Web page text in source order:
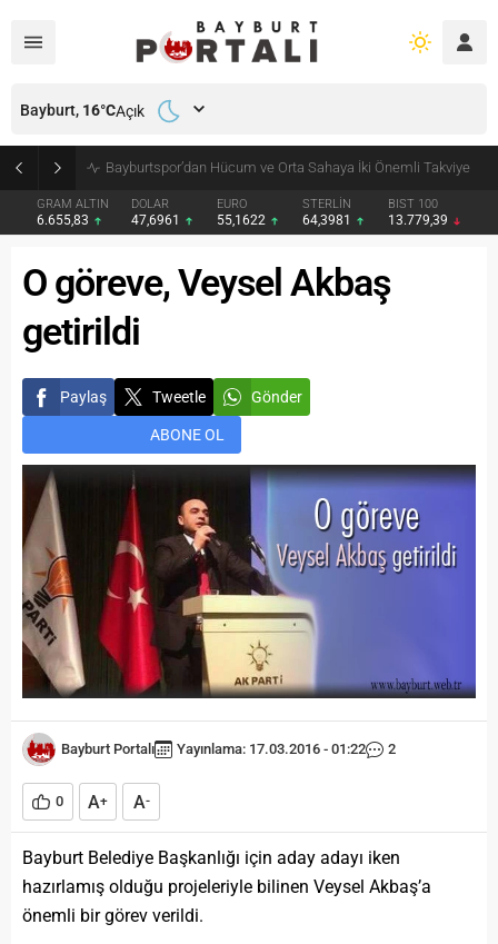
Bayburt’ta Minik Öğrencilere Jandarma Mesleği Tanıtıldı
GRAM ALTIN
6.655,83
DOLAR
47,6961
EURO
55,1622
STERLİN
64,3981
BIST 100
13.779,39
Bayburt, 16°CAçık
O göreve, Veysel Akbaş
getirildi
Paylaş Tweetle Gönder
ABONE OL
Bayburt Portalı Yayınlama: 17.03.2016 - 01:22 2
0 A+ A-
Bayburt Belediye Başkanlığı için aday adayı iken
hazırlamış olduğu projeleriyle bilinen Veysel Akbaş’a
önemli bir görev verildi.